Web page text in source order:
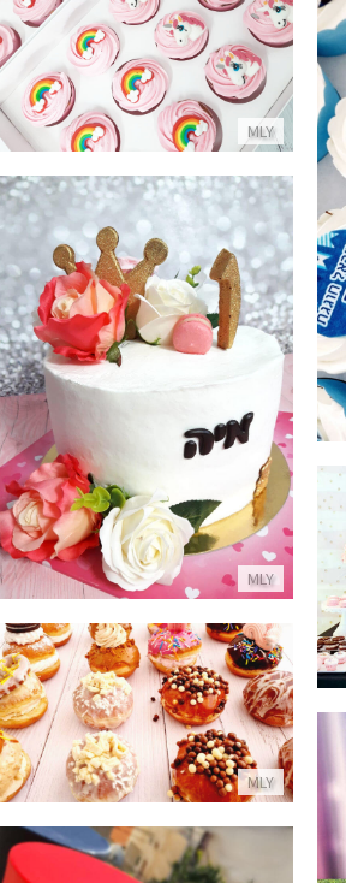
MLY
קאפקייקס חד קרן בורוד
פרטים נוספים
MLY
עוגת יום הולדת שנה לבת
MLY
סופגניות לחג
פרטים נוספים